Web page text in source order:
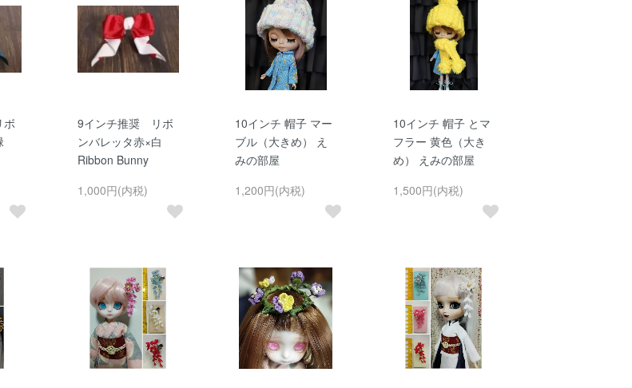
9インチ推奨 リボ
ンバレッタ赤×白
Ribbon Bunny
1,000円(内税)
10インチ 帽子 マー
ブル（大きめ） え
みの部屋
1,200円(内税)
10インチ 帽子 とマ
フラー 黄色（大き
め） えみの部屋
1,500円(内税)